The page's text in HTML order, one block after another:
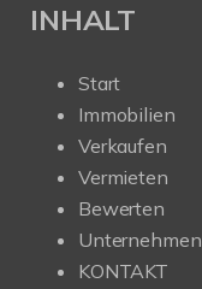
INHALT
Start
Immobilien
Verkaufen
Vermieten
Bewerten
Unternehmen
KONTAKT